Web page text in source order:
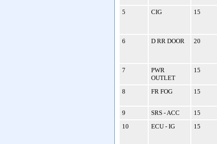
5 CIG 15
6 D RR DOOR 20
7
PWR
OUTLET
15
8 FR FOG 15
9 SRS - ACC
15
10
ECU - IG 15